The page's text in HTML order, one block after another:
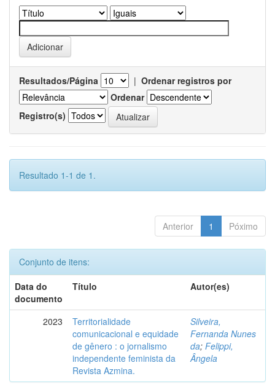
Resultados/Página | Ordenar registros por
Ordenar
Registro(s)
Resultado 1-1 de 1.
Anterior 1 Póximo
Conjunto de itens:
Data do
documento
Título Autor(es)
2023
Territorialidade
comunicacional e equidade
de gênero : o jornalismo
independente feminista da
Revista Azmina.
Silveira,
Fernanda Nunes
da; Felippi,
Ângela